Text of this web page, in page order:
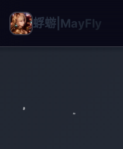
蜉蝣|MayFly